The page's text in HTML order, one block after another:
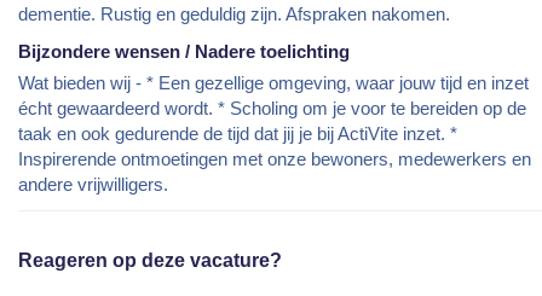
dementie. Rustig en geduldig zijn. Afspraken nakomen.
Bijzondere wensen / Nadere toelichting
Wat bieden wij - * Een gezellige omgeving, waar jouw tijd en inzet
écht gewaardeerd wordt. * Scholing om je voor te bereiden op de
taak en ook gedurende de tijd dat jij je bij ActiVite inzet. *
Inspirerende ontmoetingen met onze bewoners, medewerkers en
andere vrijwilligers.
Reageren op deze vacature?